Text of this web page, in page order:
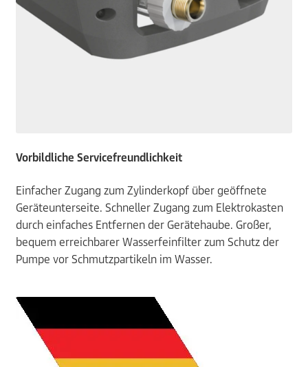
Vorbildliche Servicefreundlichkeit
Einfacher Zugang zum Zylinderkopf über geöffnete
Geräteunterseite. Schneller Zugang zum Elektrokasten
durch einfaches Entfernen der Gerätehaube. Großer,
bequem erreichbarer Wasserfeinfilter zum Schutz der
Pumpe vor Schmutzpartikeln im Wasser.